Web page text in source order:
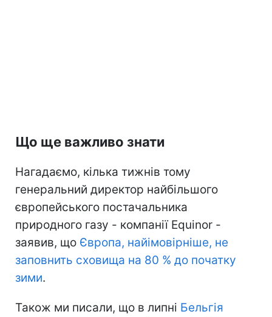
Що ще важливо знати
Нагадаємо, кілька тижнів тому
генеральний директор найбільшого
європейського постачальника
природного газу - компанії Equinor -
заявив, що Європа, найімовірніше, не
заповнить сховища на 80 % до початку
зими.
Також ми писали, що в липні Бельгія